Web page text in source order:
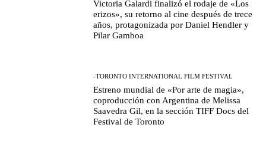
Victoria Galardi finalizó el rodaje de «Los
erizos», su retorno al cine después de trece
años, protagonizada por Daniel Hendler y
Pilar Gamboa
-TORONTO INTERNATIONAL FILM FESTIVAL
Estreno mundial de «Por arte de magia»,
coproducción con Argentina de Melissa
Saavedra Gil, en la sección TIFF Docs del
Festival de Toronto